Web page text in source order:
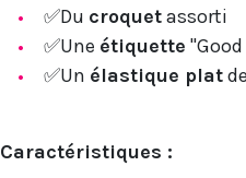
✅Du croquetassorti
✅Une étiquette
✅Un élastique plat
Caractéristiques :